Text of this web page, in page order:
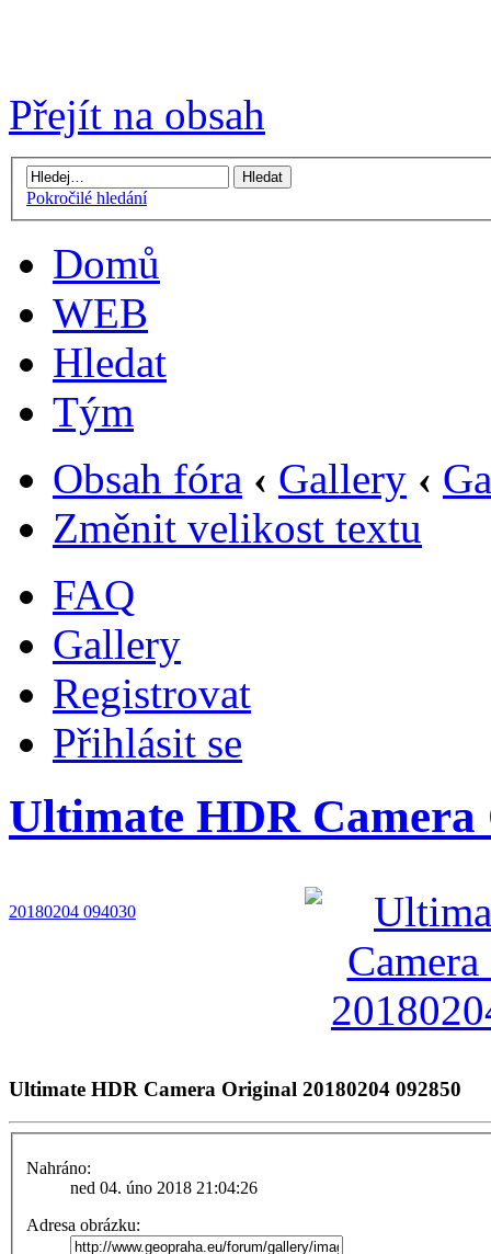
Přejít na obsah
Pokročilé hledání
Domů
WEB
Hledat
Tým
Obsah fóra ‹ Gallery ‹
Změnit velikost textu
FAQ
Gallery
Registrovat
Přihlásit se
Ultimate HDR Camera
20180204 094030
Ultimate HDR Camera Original 20180204 092850
Nahráno:
ned 04. úno 2018 21:04:26
Adresa obrázku: